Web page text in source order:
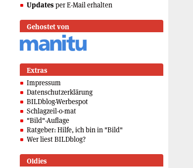
Updates per E-Mail erhalten
Gehostet von
Extras
Impressum
Datenschutzerklärung
BILDblog-Werbespot
Schlagzeil-o-mat
"Bild"-Auflage
Ratgeber: Hilfe, ich bin in "Bild"
Wer liest BILDblog?
Oldies